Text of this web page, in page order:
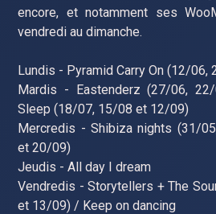
encore, et notamment ses
vendredi au dimanche.
Lundis - Pyramid Carry On (12/
Mardis - Eastenderz (27/06,
Sleep (18/07, 15/08 et 12/09)
Mercredis - Shibiza nights (31/
et 20/09)
Jeudis - All day I dream
Vendredis - Storytellers + The
et 13/09) / Keep on dancing